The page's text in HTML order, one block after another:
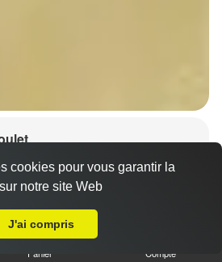
Panier Compte
cookies pour vous garantir la
notre site Web
J'ai compris